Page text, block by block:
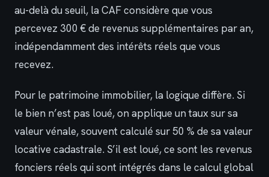
au-delà du seuil, la CAF considère que vous
percevez 300 € de revenus supplémentaires par an,
indépendamment des intérêts réels que vous
recevez.
Pour le patrimoine immobilier, la logique diffère. Si
le bien n’est pas loué, on applique un taux sur sa
valeur vénale, souvent calculé sur 50 % de sa valeur
locative cadastrale. S’il est loué, ce sont les revenus
fonciers réels qui sont intégrés dans le calcul global